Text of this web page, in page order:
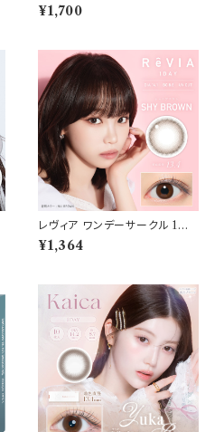
り【COLOR：タルトタタン】 白石
麻衣（まいやん） イメージモデ
ンタクトレンズ
¥1,700
レヴィア ワンデーサークル 1箱1
0枚入 【COLOR：シャイブラウ
ン】14.1mm ReVIA 1day CIR
¥1,364